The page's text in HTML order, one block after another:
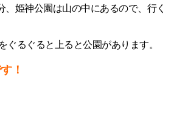
姫神公園は山の中にあるので、行く
るぐると上ると公園があります。
！